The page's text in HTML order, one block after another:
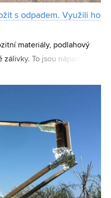
s odpadem. Využili ho
materiály, podlahový
To jsou nápady na
Brně v soutěži Ministerst